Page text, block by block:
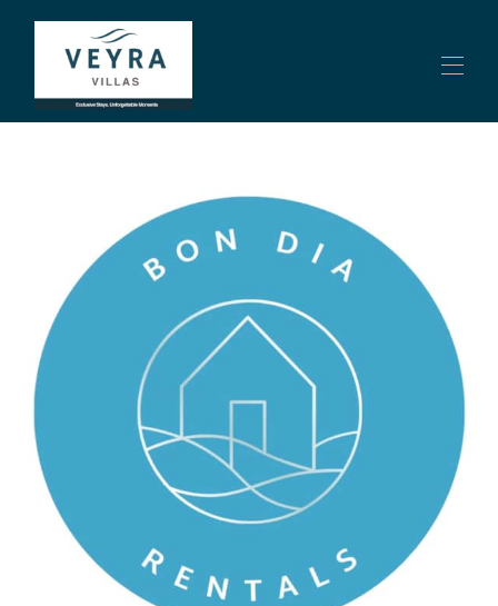
ext - Villa in Calp
Contáctenos
Sobre nosotros
Propiedades ▾